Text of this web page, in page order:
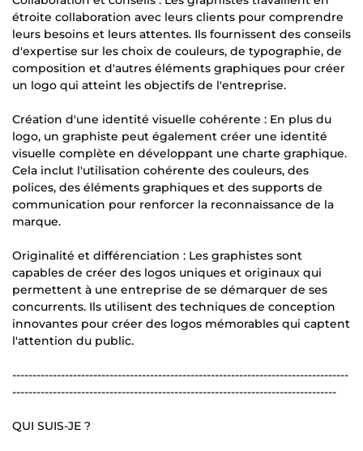
étroite collaboration avec leurs clients pour comprendre
leurs besoins et leurs attentes. Ils fournissent des conseils
d'expertise sur les choix de couleurs, de typographie, de
composition et d'autres éléments graphiques pour créer
un logo qui atteint les objectifs de l'entreprise.
Création d'une identité visuelle cohérente : En plus du
logo, un graphiste peut également créer une identité
visuelle complète en développant une charte graphique.
Cela inclut l'utilisation cohérente des couleurs, des
polices, des éléments graphiques et des supports de
communication pour renforcer la reconnaissance de la
marque.
Originalité et différenciation : Les graphistes sont
capables de créer des logos uniques et originaux qui
permettent à une entreprise de se démarquer de ses
concurrents. Ils utilisent des techniques de conception
innovantes pour créer des logos mémorables qui captent
l'attention du public.
-----------------------------------------------------------------------------------
--------------------------------------------------------------------------------
QUI SUIS-JE ?